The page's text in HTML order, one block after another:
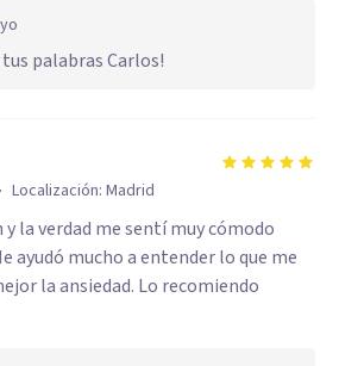
palabras Carlos!
· Localización: Madrid
y la verdad me sentí muy cómodo
ayudó mucho a entender lo que me
la ansiedad. Lo recomiendo